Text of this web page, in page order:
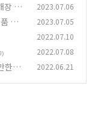
장 동
2023.07.06
대여
2023.07.05
2022.07.10
2022.07.08
한곳 2022.06.21